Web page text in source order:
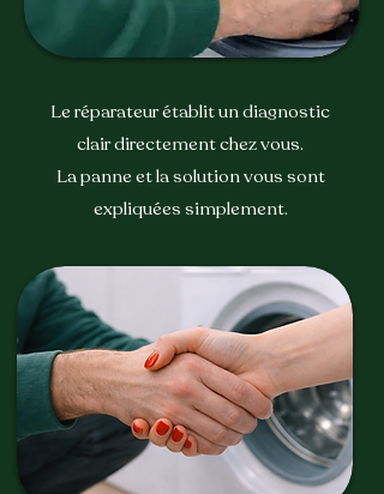
diagnostic
Le réparateur établit un diagnostic
clair directement chez vous.
La panne et la solution vous sont
expliquées simplement.
réparation